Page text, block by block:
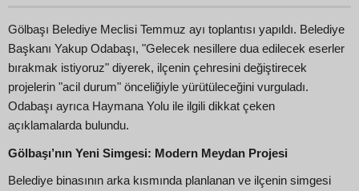
Gölbaşı Belediye Meclisi Temmuz ayı toplantısı yapıldı. Belediye
Başkanı Yakup Odabaşı, "Gelecek nesillere dua edilecek eserler
bırakmak istiyoruz" diyerek, ilçenin çehresini değiştirecek
projelerin "acil durum" önceliğiyle yürütüleceğini vurguladı.
Odabaşı ayrıca Haymana Yolu ile ilgili dikkat çeken
açıklamalarda bulundu.
Gölbaşı’nın Yeni Simgesi: Modern Meydan Projesi
Belediye binasının arka kısmında planlanan ve ilçenin simgesi